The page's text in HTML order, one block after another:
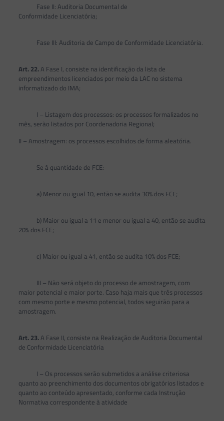
Fase II: Auditoria Documental de
Conformidade Licenciatória;
Fase III: Auditoria de Campo de Conformidade Licenciatória.
Art. 22.A Fase I, consiste na identificação da lista de
empreendimentos licenciados por meio da LAC no sistema
informatizado do IMA;
I – Listagem dos processos: os processos formalizados no
mês, serão listados por Coordenadoria Regional;
II – Amostragem: os processos escolhidos de forma aleatória.
Se à quantidade de FCE:
a) Menor ou igual 10, então se audita 30% dos FCE;
b) Maior ou igual a 11 e menor ou igual a 40, então se audita
20% dos FCE;
c) Maior ou igual a 41, então se audita 10% dos FCE;
III – Não será objeto do processo de amostragem, com
maior potencial e maior porte. Caso haja mais que três processos
com mesmo porte e mesmo potencial, todos seguirão para a
amostragem.
Art. 23.A Fase II, consiste na Realização de Auditoria Documental
de Conformidade Licenciatória
I – Os processos serão submetidos a análise criteriosa
quanto ao preenchimento dos documentos obrigatórios listados e
quanto ao conteúdo apresentado, conforme cada Instrução
Normativa correspondente à atividade